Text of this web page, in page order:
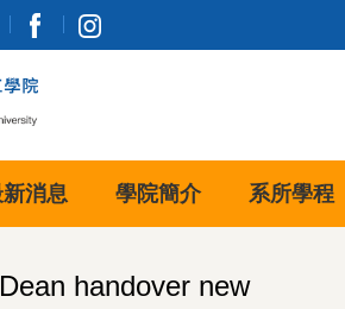
消息 學院簡介 系所學程
handover new